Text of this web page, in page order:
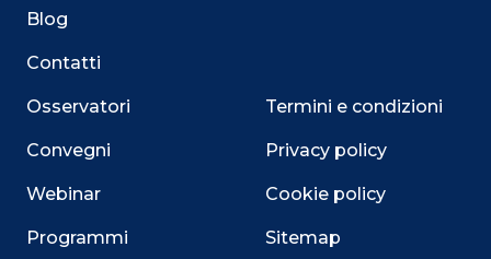
Blog
Contatti
Osservatori
Convegni
Webinar
Programmi
Termini e condizioni
Privacy policy
Cookie policy
Sitemap